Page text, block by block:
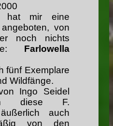
hat mir eine
von
noch nichts
Farlowella
fünf Exemplare
Wildfänge.
Ingo Seidel
diese F.
auch
von den